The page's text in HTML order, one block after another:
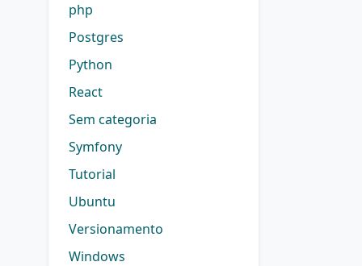
php
Postgres
Python
React
Sem categoria
Symfony
Tutorial
Ubuntu
Versionamento
Windows